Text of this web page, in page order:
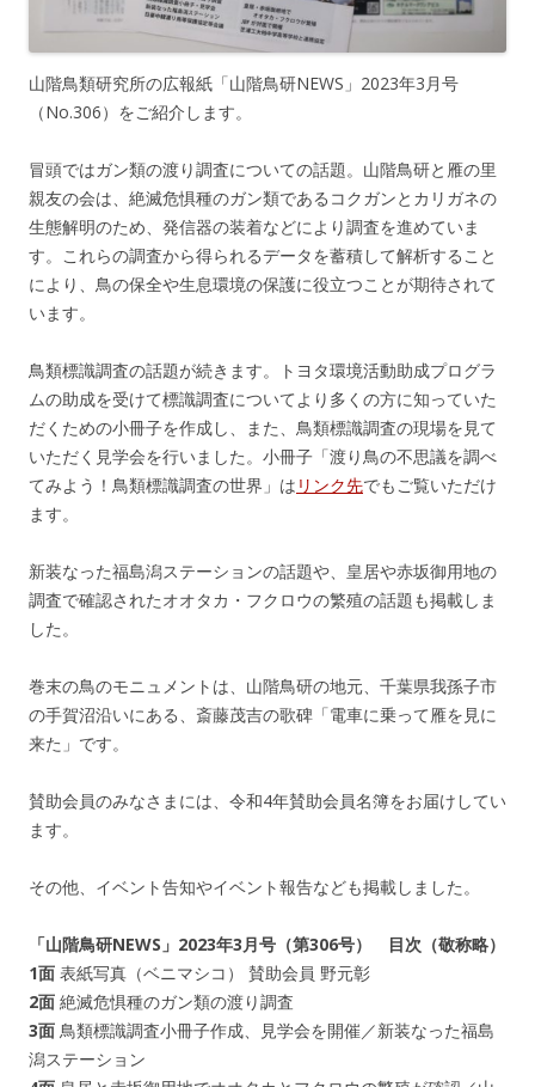
山階鳥類研究所の広報紙「山階鳥研NEWS」2023年3月号
（No.306）をご紹介します。
冒頭ではガン類の渡り調査についての話題。山階鳥研と雁の里
親友の会は、絶滅危惧種のガン類であるコクガンとカリガネの
生態解明のため、発信器の装着などにより調査を進めていま
す。これらの調査から得られるデータを蓄積して解析すること
により、鳥の保全や生息環境の保護に役立つことが期待されて
います。
鳥類標識調査の話題が続きます。トヨタ環境活動助成プログラ
ムの助成を受けて標識調査についてより多くの方に知っていた
だくための小冊子を作成し、また、鳥類標識調査の現場を見て
いただく見学会を行いました。小冊子「渡り鳥の不思議を調べ
てみよう！鳥類標識調査の世界」は リンク先でもご覧いただけ
ます。
新装なった福島潟ステーションの話題や、皇居や赤坂御用地の
調査で確認されたオオタカ・フクロウの繁殖の話題も掲載しま
した。
巻末の鳥のモニュメントは、山階鳥研の地元、千葉県我孫子市
の手賀沼沿いにある、斎藤茂吉の歌碑「電車に乗って雁を見に
来た」です。
賛助会員のみなさまには、令和4年賛助会員名簿をお届けしてい
ます。
その他、イベント告知やイベント報告なども掲載しました。
「山階鳥研NEWS」2023年3月号（第306号） 目次（敬称略）
1面 表紙写真（ベニマシコ） 賛助会員 野元彰
2面 絶滅危惧種のガン類の渡り調査
3面 鳥類標識調査小冊子作成、見学会を開催／新装なった福島
潟ステーション